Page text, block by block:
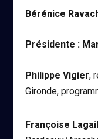
Bérénice
Présidente :
Philippe Vigier,
Gironde,
Françoise